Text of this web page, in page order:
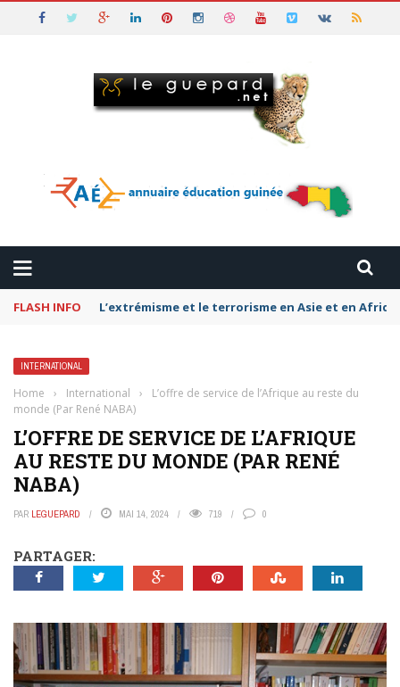
FLASH INFO Pétromonarchies-Gaza : La rivalité entre Qatar,
INTERNATIONAL
Home › International ›
L’offre de service de l’Afrique au reste du
monde (Par René NABA)
L’OFFRE DE SERVICE DE L’AFRIQUE
AU RESTE DU MONDE (PAR RENÉ
NABA)
PAR LEGUEPARD MAI 14, 2024 719 0
PARTAGER: